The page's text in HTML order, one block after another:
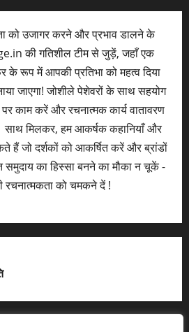
को उजागर करने और प्रभाव डालने के
की गतिशील टीम से जुड़ें, जहाँ एक
के रूप में आपकी प्रतिभा को महत्व दिया
जाएगा! जोशीले पेशेवरों के साथ सहयोग
काम करें और रचनात्मक कार्य वातावरण
मिलकर, हम आकर्षक कहानियाँ और
हैं जो दर्शकों को आकर्षित करें और ब्रांडों
का हिस्सा बनने का मौका न चूकें -
रचनात्मकता को चमकने दें !